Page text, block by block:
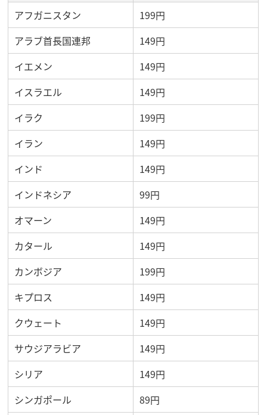
アフガニスタン
199円
アラブ首長国連邦
149円
イエメン
149円
イスラエル
149円
イラク
199円
イラン
149円
インド
149円
インドネシア
99円
オマーン
149円
カタール
149円
カンボジア
199円
キプロス
149円
クウェート
149円
サウジアラビア
149円
シリア
149円
シンガポール
89円